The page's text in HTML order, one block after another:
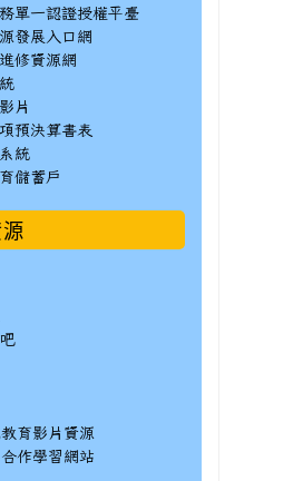
單一認證授權平臺
發展入口網
修資源網
片
預決算書表
統
儲蓄戶
育影片資源
作學習網站